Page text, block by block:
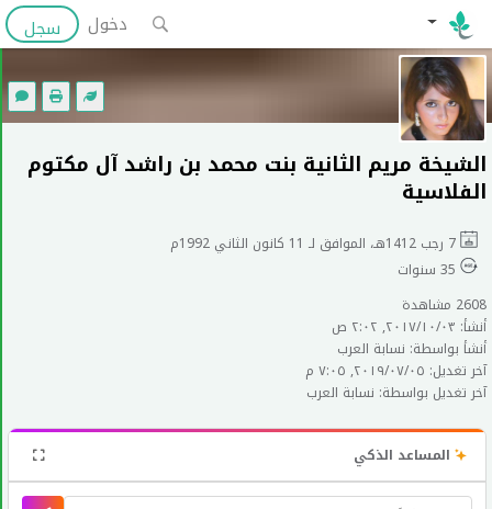
دخول سجل
الشيخة مريم الثانية بنت محمد بن راشد آل مكتوم
الفلاسية
2608 مشاهدة
أنشأ: ٠٣‏/١٠‏/٢٠١٧, ٢:٠٢ ص
أنشأ بواسطة: نسابة العرب
آخر تغديل: ٠٥‏/٠٧‏/٢٠١٩, ٧:٠٥ م
آخر تغديل بواسطة: نسابة العرب
المساعد الذكي